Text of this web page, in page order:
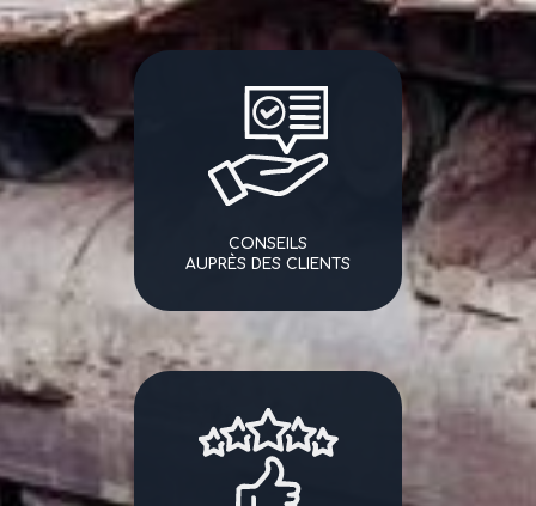
CONSEILS
AUPRÈS DES CLIENTS